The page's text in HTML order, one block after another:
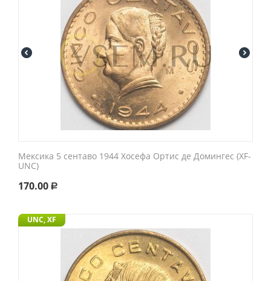
Мексика 5 сентаво 1944 Хосефа Ортис де Домингес (XF-
UNC)
170.00 Р
UNC, XF